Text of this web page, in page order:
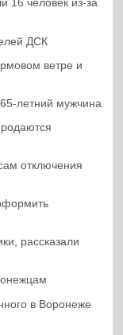
16 человек из-за
ДСК
ветре и
летний мужчина
отключения
рассказали
в Воронеже